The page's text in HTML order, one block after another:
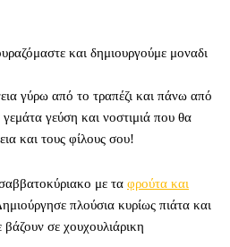
και δημιουργούμε μοναδι
γύρω από το τραπέζι και πάνω από
γεύση και νοστιμιά που θα
και τους φίλους σου!
με τα φρούτα και
πλούσια κυρίως πιάτα και
σε χουχουλιάρικη